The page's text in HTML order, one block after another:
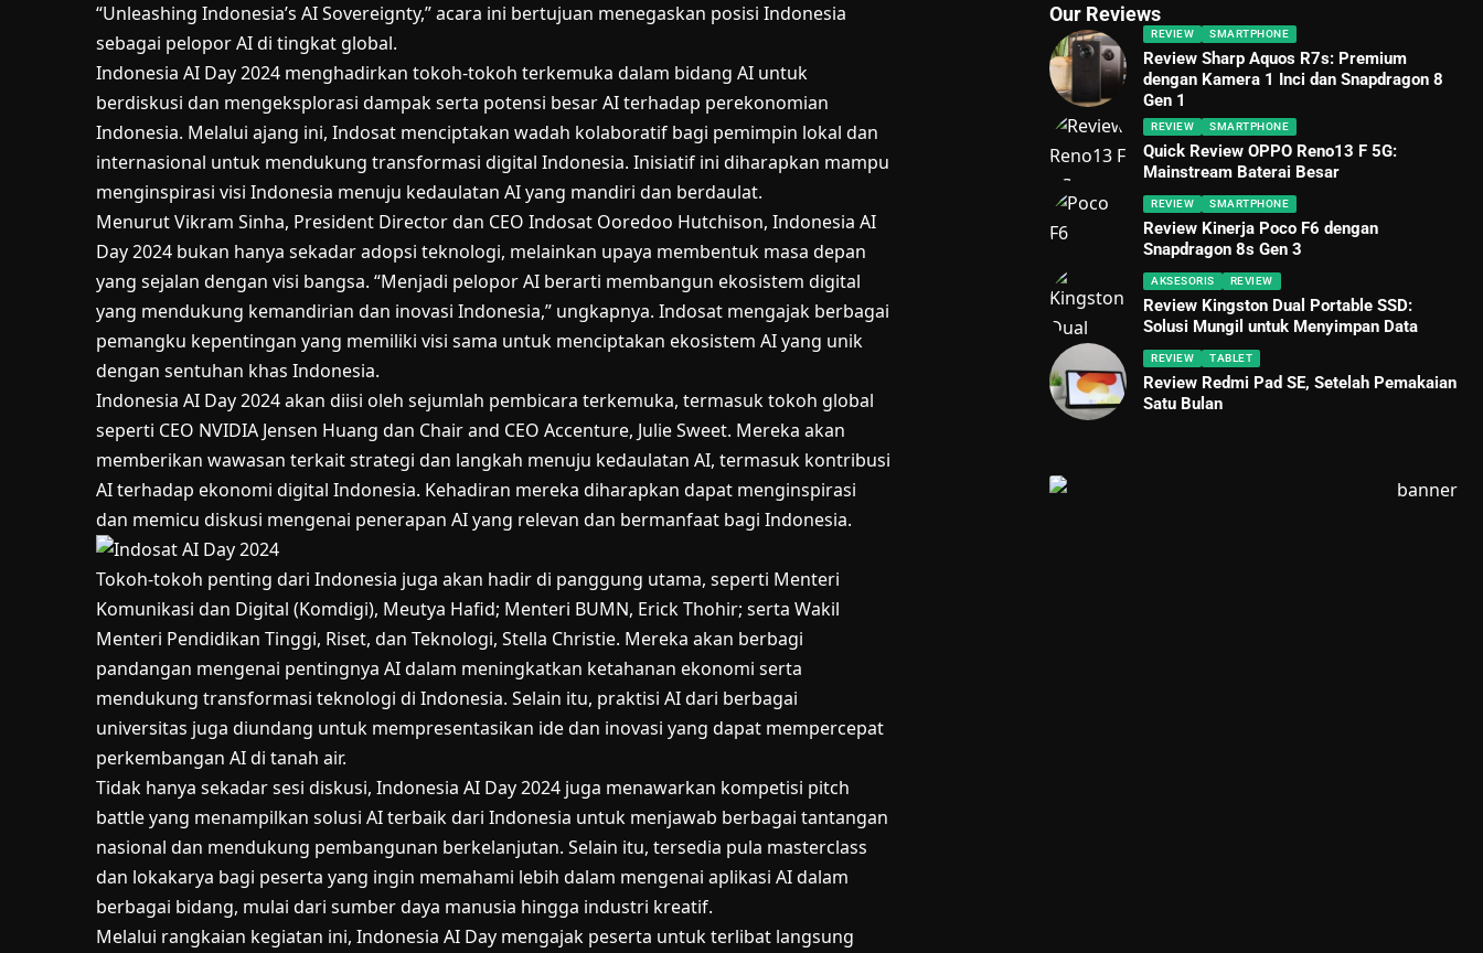
“Unleashing Indonesia’s AI Sovereignty,” acara ini bertujuan menegaskan posisi Indonesia
sebagai pelopor AI di tingkat global.
Indonesia AI Day 2024 menghadirkan tokoh-tokoh terkemuka dalam bidang AIuntuk
berdiskusi dan mengeksplorasi dampak serta potensi besar AI terhadap perekonomian
Indonesia. Melalui ajang ini, Indosat menciptakan wadah kolaboratif bagi pemimpin lokal dan
internasional untuk mendukung transformasi digital Indonesia. Inisiatif ini diharapkan mampu
menginspirasi visi Indonesia menuju kedaulatan AI yang mandiri dan berdaulat.
Menurut Vikram Sinha, President Director dan CEO Indosat Ooredoo Hutchison, Indonesia AI
Day 2024 bukan hanya sekadar adopsi teknologi, melainkan upaya membentuk masa depan
yang sejalan dengan visi bangsa. “Menjadi pelopor AI berarti membangun ekosistem digital
yang mendukung kemandirian dan inovasi Indonesia,” ungkapnya. Indosat mengajak berbagai
pemangku kepentingan yang memiliki visi sama untuk menciptakan ekosistem AI yang unik
dengan sentuhan khas Indonesia.
Indonesia AI Day 2024 akan diisi oleh sejumlah pembicara terkemuka, termasuk tokoh global
seperti CEO NVIDIA Jensen Huang dan Chair and CEO Accenture, Julie Sweet. Mereka akan
memberikan wawasan terkait strategi dan langkah menuju kedaulatan AI, termasuk kontribusi
AI terhadap ekonomi digital Indonesia. Kehadiran mereka diharapkan dapat menginspirasi
dan memicu diskusi mengenai penerapan AI yang relevan dan bermanfaat bagi Indonesia.
Tokoh-tokoh penting dari Indonesia juga akan hadir di panggung utama, seperti Menteri
Komunikasi dan Digital (Komdigi), Meutya Hafid; Menteri BUMN, Erick Thohir; serta Wakil
Menteri Pendidikan Tinggi, Riset, dan Teknologi, Stella Christie. Mereka akan berbagi
pandangan mengenai pentingnya AI dalam meningkatkan ketahanan ekonomi serta
mendukung transformasi teknologi di Indonesia. Selain itu, praktisi AI dari berbagai
universitas juga diundang untuk mempresentasikan ide dan inovasi yang dapat mempercepat
perkembangan AI di tanah air.
Tidak hanya sekadar sesi diskusi, Indonesia AI Day 2024 juga menawarkan kompetisi pitch
battle yang menampilkan solusi AI terbaik dari Indonesia untuk menjawab berbagai tantangan
nasional dan mendukung pembangunan berkelanjutan. Selain itu, tersedia pula masterclass
dan lokakarya bagi peserta yang ingin memahami lebih dalam mengenai aplikasi AI dalam
berbagai bidang, mulai dari sumber daya manusia hingga industri kreatif.
Melalui rangkaian kegiatan ini, Indonesia AI Day mengajak peserta untuk terlibat langsung
Our Reviews
REVIEW SMARTPHONE
Review Sharp Aquos R7s: Premium
dengan Kamera 1 Inci dan Snapdragon 8
Gen 1
REVIEW SMARTPHONE
Quick Review OPPO Reno13 F 5G:
Mainstream Baterai Besar
REVIEW SMARTPHONE
Review Kinerja Poco F6 dengan
Snapdragon 8s Gen 3
AKSESORIS REVIEW
Review Kingston Dual Portable SSD:
Solusi Mungil untuk Menyimpan Data
REVIEW TABLET
Review Redmi Pad SE, Setelah Pemakaian
Satu Bulan